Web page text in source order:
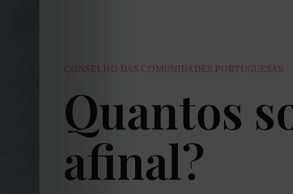
CONSELHO DAS COMUNIDADES PORTUGUESAS
Quantos
afinal?